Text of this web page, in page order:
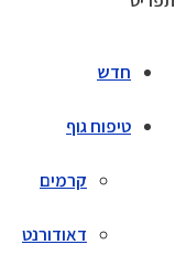
חדש
טיפוח גוף
קרמים
דאודורנט